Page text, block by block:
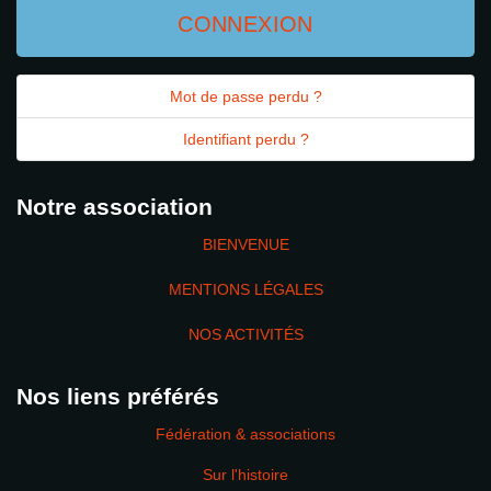
CONNEXION
Mot de passe perdu ?
Identifiant perdu ?
Notre association
BIENVENUE
MENTIONS LÉGALES
NOS ACTIVITÉS
Nos liens préférés
Fédération & associations
Sur l'histoire